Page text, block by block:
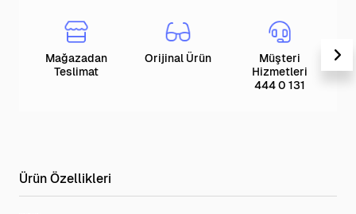
Mağazadan
Teslimat
Orijinal Ürün
Müşteri
Hizmetleri
444 0 131